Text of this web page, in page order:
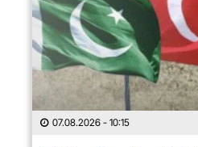
07.08.2026 - 10:15